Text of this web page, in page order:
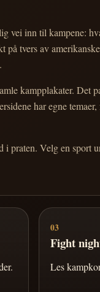
vei inn til kampene:
tvers av
kampplakater. Det
har egne
praten. Velg en sport
03
Fight
Les